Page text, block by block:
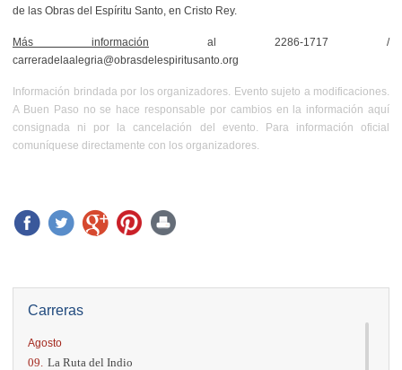
Carreras
Agosto
09. La Ruta del Indio
de las Obras del Espíritu Santo, en Cristo Rey.
Más información al 2286-1717 /
carreradelaalegria@obrasdelespiritusanto.org
Información brindada por los organizadores. Evento sujeto a modificaciones.
A Buen Paso no se hace responsable por cambios en la información aquí
consignada ni por la cancelación del evento. Para información oficial
comuníquese directamente con los organizadores.